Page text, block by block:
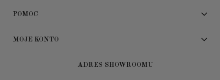
POMOC
MOJE KONTO
ADRES SHOWROOMU